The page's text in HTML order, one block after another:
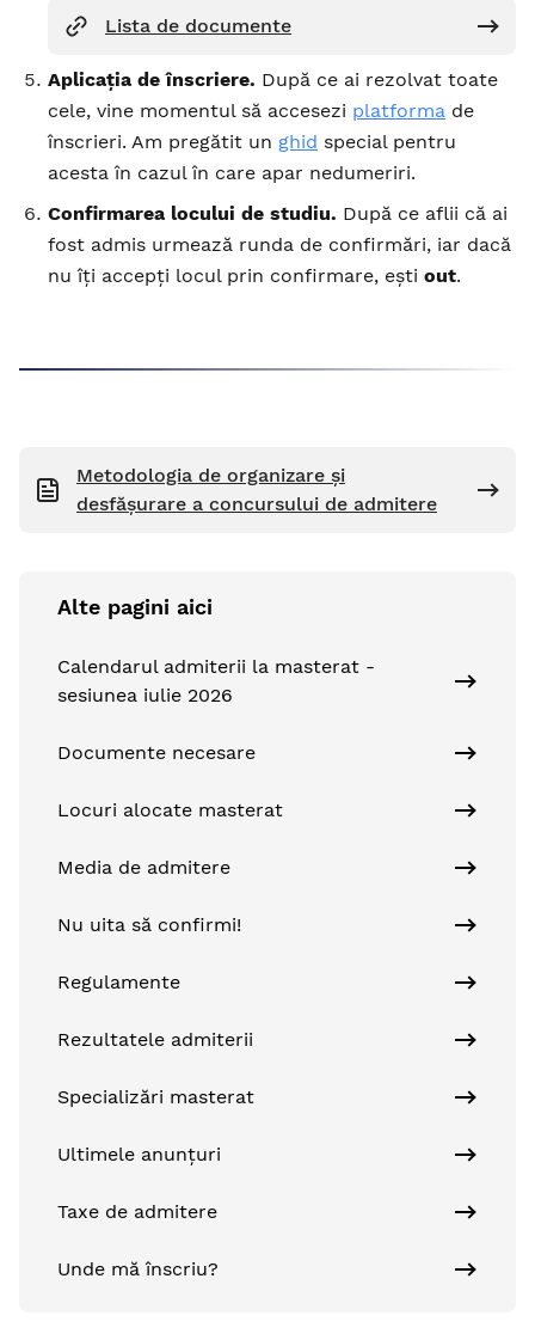
Lista de documente
Aplicația de înscriere. După ce ai rezolvat toate
cele, vine momentul să accesezi platforma de
înscrieri. Am pregătit un ghid special pentru
acesta în cazul în care apar nedumeriri.
Confirmarea locului de studiu. După ce aflii că ai
fost admis urmează runda de confirmări, iar dacă
nu îți accepți locul prin confirmare, ești out.
Metodologia de organizare și
desfășurare a concursului de admitere
Alte pagini aici
Calendarul admiterii la masterat -
sesiunea iulie 2026
Documente necesare
Locuri alocate masterat
Media de admitere
Nu uita să confirmi!
Regulamente
Rezultatele admiterii
Specializări masterat
Ultimele anunțuri
Taxe de admitere
Unde mă înscriu?